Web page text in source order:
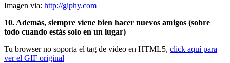
Imagen via: http://giphy.com
10. Además, siempre viene bien hacer nuevos amigos (sobre
todo cuando estás solo en un lugar)
Tu browser no soporta el tag de video en HTML5, click aquí para
ver el GIF original